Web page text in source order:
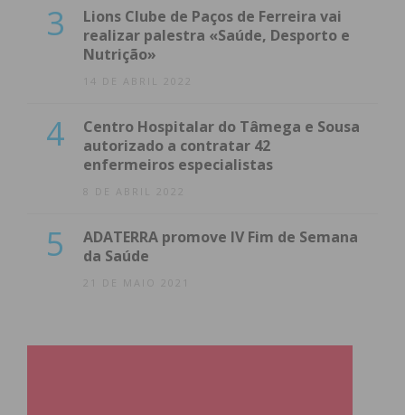
3
Lions Clube de Paços de Ferreira vai
realizar palestra «Saúde, Desporto e
Nutrição»
14 DE ABRIL 2022
4
Centro Hospitalar do Tâmega e Sousa
autorizado a contratar 42
enfermeiros especialistas
8 DE ABRIL 2022
5
ADATERRA promove IV Fim de Semana
da Saúde
21 DE MAIO 2021